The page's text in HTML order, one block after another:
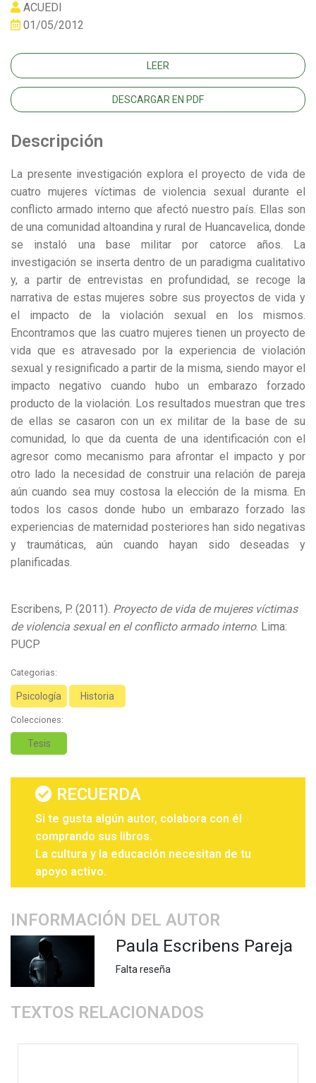
ACUEDI
01/05/2012
LEER
DESCARGAR EN PDF
Descripción
La presente investigación explora el proyecto de vida de
cuatro mujeres víctimas de violencia sexual durante el
conflicto armado interno que afectó nuestro país. Ellas son
de una comunidad altoandina y rural de Huancavelica, donde
se instaló una base militar por catorce años. La
investigación se inserta dentro de un paradigma cualitativo
y, a partir de entrevistas en profundidad, se recoge la
narrativa de estas mujeres sobre sus proyectos de vida y
el impacto de la violación sexual en los mismos.
Encontramos que las cuatro mujeres tienen un proyecto de
vida que es atravesado por la experiencia de violación
sexual y resignificado a partir de la misma, siendo mayor el
impacto negativo cuando hubo un embarazo forzado
producto de la violación. Los resultados muestran que tres
de ellas se casaron con un ex militar de la base de su
comunidad, lo que da cuenta de una identificación con el
agresor como mecanismo para afrontar el impacto y por
otro lado la necesidad de construir una relación de pareja
aún cuando sea muy costosa la elección de la misma. En
todos los casos donde hubo un embarazo forzado las
experiencias de maternidad posteriores han sido negativas
y traumáticas, aún cuando hayan sido deseadas y
planificadas.
Escribens, P. (2011). Proyecto de vida de mujeres víctimas
de violencia sexual en el conflicto armado interno. Lima:
PUCP
Categorias:
Psicología Historia
Colecciones:
Tesis
RECUERDA
Si te gusta algún autor, colabora con él
comprando sus libros.
La cultura y la educación necesitan de tu
apoyo activo.
INFORMACIÓN DEL AUTOR
Paula Escribens Pareja
Falta reseña
TEXTOS RELACIONADOS